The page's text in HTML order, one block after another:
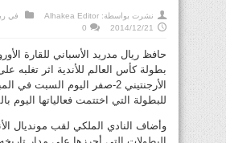
نشرت بواسطة: Alhakea Editor في
2014/12/21
0
حافظ ريال مدريد الأسباني للقارة
بطولة كأس العالم للأندية اثر تغلبه
الأرجنتيني 2-صفر اليوم السبت في
للبطولة التي اختتمت فعالياتها اليوم
وأضاف النادي الملكي لقب مونديال